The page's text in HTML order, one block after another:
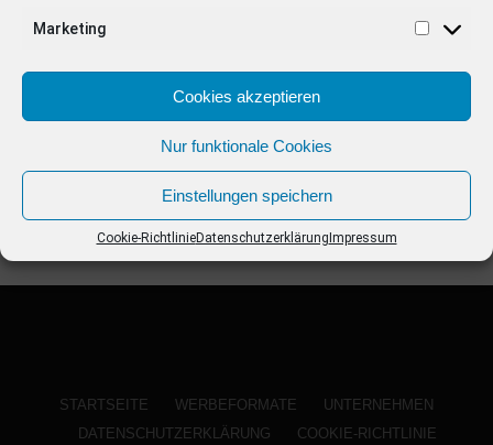
Marketing
Cookies akzeptieren
Nur funktionale Cookies
Einstellungen speichern
Cookie-RichtlinieDatenschutzerklärung Impressum
STARTSEITE WERBEFORMATE
UNTERNEHMEN
DATENSCHUTZERKLÄRUNG
COOKIE-RICHTLINIE